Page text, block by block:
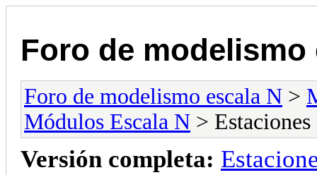
Foro de modelismo
Foro de modelismo escala N >
Módulos Escala N >
Versión completa: